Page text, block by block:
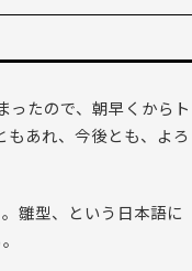
たので、朝早くからト
あれ、今後とも、よろ
雛型、という日本語に